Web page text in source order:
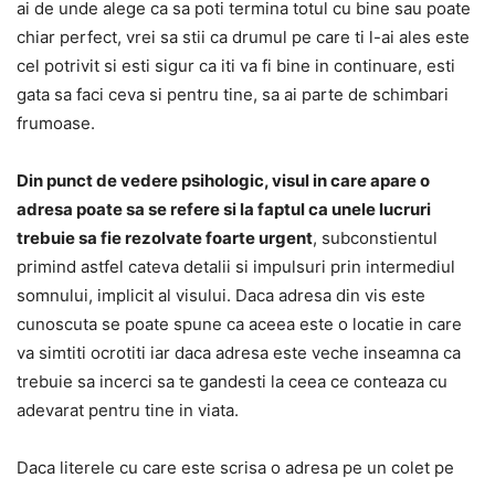
ai de unde alege ca sa poti termina totul cu bine sau poate
chiar perfect, vrei sa stii ca drumul pe care ti l-ai ales este
cel potrivit si esti sigur ca iti va fi bine in continuare, esti
gata sa faci ceva si pentru tine, sa ai parte de schimbari
frumoase.
Din punct de vedere psihologic, visul in care apare o
adresa poate sa se refere si la faptul ca unele lucruri
trebuie sa fie rezolvate foarte urgent, subconstientul
primind astfel cateva detalii si impulsuri prin intermediul
somnului, implicit al visului. Daca adresa din vis este
cunoscuta se poate spune ca aceea este o locatie in care
va simtiti ocrotiti iar daca adresa este veche inseamna ca
trebuie sa incerci sa te gandesti la ceea ce conteaza cu
adevarat pentru tine in viata.
Daca literele cu care este scrisa o adresa pe un colet pe